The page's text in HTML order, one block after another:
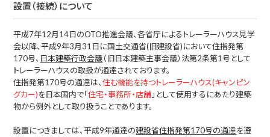
設置（接続）について
平成7年12月14日のOTO推進会議、各省庁によるトレーラーハウス見学
会以降、平成9年3月31日に国土交通省(旧建設省)において住指発第
170号、 日本建築行政会議（旧日本建築主事会議）法第2条第1号として
トレーラーハウスの取扱が通達されております。
住指発第170号の通達は、住む機能を持つトレーラーハウス(キャンピン
グカー)を日本国内で「住宅・事務所・店舗 」として使用するにあたり建築
物から例外として取り扱うことであります。
設置につきましては、平成9年通達の建設省住指発第170号の通達を遵